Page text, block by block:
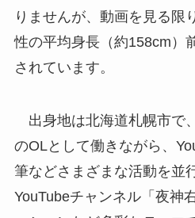
りませんが、動画を見る限
性の平均身長（約158cm）
されています。
出身地は北海道札幌市で
のOLとして働きながら、
筆などさまざまな活動を並
YouTubeチャンネル「夜神